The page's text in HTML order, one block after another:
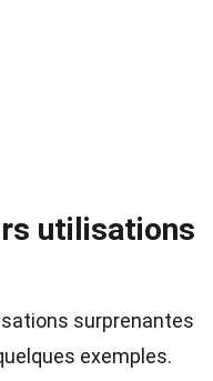
utilisations
surprenantes
exemples.